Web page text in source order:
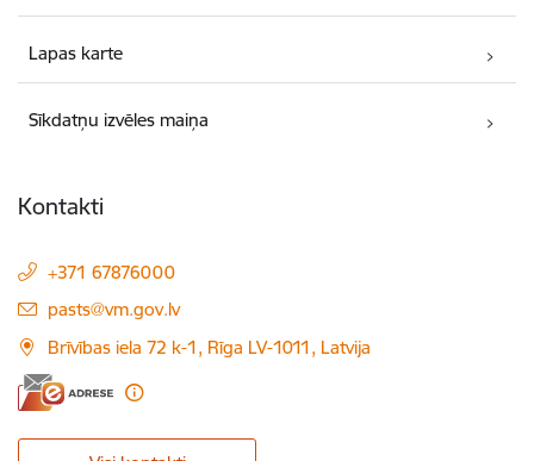
Lapas karte
Sīkdatņu izvēles maiņa
Kontakti
+371 67876000
E-pasts:
pasts@vm.gov.lv
Brīvības iela 72 k-1, Rīga LV-1011, Latvija